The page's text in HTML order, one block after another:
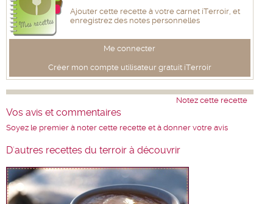
Ajouter cette recette à votre carnet iTerroir, et
enregistrez des notes personnelles
Me connecter
Créer mon compte utilisateur gratuit iTerroir
Notez cette recette
Vos avis et commentaires
Soyez le premier à noter cette recette et à donner votre avis
D'autres recettes du terroir à découvrir